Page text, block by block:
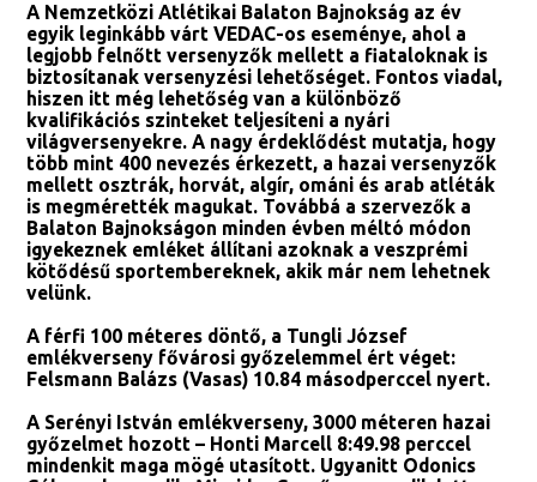
A Nemzetközi Atlétikai Balaton Bajnokság az év
egyik leginkább várt VEDAC-os eseménye, ahol a
legjobb felnőtt versenyzők mellett a fiataloknak is
biztosítanak versenyzési lehetőséget. Fontos viadal,
hiszen itt még lehetőség van a különböző
kvalifikációs szinteket teljesíteni a nyári
világversenyekre. A nagy érdeklődést mutatja, hogy
több mint 400 nevezés érkezett, a hazai versenyzők
mellett osztrák, horvát, algír, ománi és arab atléták
is megmérették magukat. Továbbá a szervezők a
Balaton Bajnokságon minden évben méltó módon
igyekeznek emléket állítani azoknak a veszprémi
kötődésű sportembereknek, akik már nem lehetnek
velünk.
A férfi 100 méteres döntő, a Tungli József
emlékverseny fővárosi győzelemmel ért véget:
Felsmann Balázs (Vasas) 10.84 másodperccel nyert.
A Serényi István emlékverseny, 3000 méteren hazai
győzelmet hozott – Honti Marcell 8:49.98 perccel
mindenkit maga mögé utasított. Ugyanitt Odonics